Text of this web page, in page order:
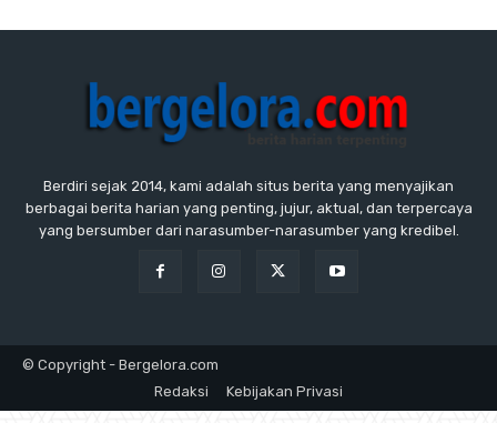
Berdiri sejak 2014, kami adalah situs berita yang menyajikan
berbagai berita harian yang penting, jujur, aktual, dan terpercaya
yang bersumber dari narasumber-narasumber yang kredibel.
© Copyright - Bergelora.com
Redaksi
Kebijakan Privasi